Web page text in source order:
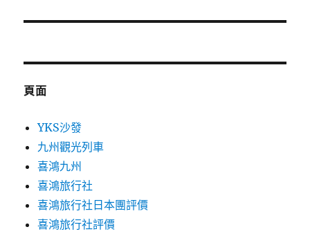
文
頁面
YKS沙發
九州觀光列車
喜鴻九州
喜鴻旅行社
喜鴻旅行社日本團評價
喜鴻旅行社評價